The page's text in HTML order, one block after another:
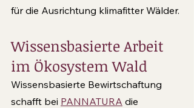
für die Ausrichtung klimafitter Wälder.
Wissensbasierte Arbeit
im Ökosystem Wald
Wissensbasierte Bewirtschaftung
schafft bei PANNATURA die